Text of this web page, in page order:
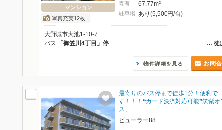
マンション
写真充実12枚
専有 67.77m²
駐車場 あり(5,500円/台)
大野城市大池1-10-7
… 徒
バス 「御笠川4丁目」停
物件詳細を見る お問
最寄りのバス停まで徒歩1分！便利で
す！！！❝カード決済対応可能❞筑紫オ
ス、…
ビューラー88